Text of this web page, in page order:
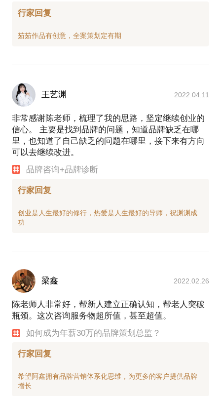
行家回复
王艺渊 2022.04.11
非常感谢陈老师，梳理了我的思路，坚定继续创业的
信心。 主要是找到品牌的问题，知道品牌缺乏在哪
里，也知道了自己缺乏的问题在哪里，接下来有方向
可以去继续改进。
品牌咨询+品牌诊断
行家回复
创业是人生最好的修行，热爱是人生最好的导师，祝渊渊成
梁鑫 2022.02.26
陈老师人非常好，帮新人建立正确认知，帮老人突破
瓶颈。这次咨询服务物超所值，甚至超值。
如何成为年薪30万的品牌策划总监？
行家回复
希望阿鑫拥有品牌营销体系化思维，为更多的客户提供品牌